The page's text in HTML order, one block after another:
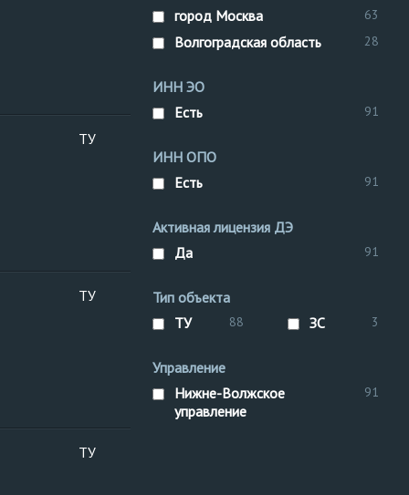
ТУ
ТУ
ТУ
город Москва
63
Волгоградская область 28
ИНН ЭО
Есть
91
ИНН ОПО
Есть
91
Активная лицензия ДЭ
Да
91
Тип объекта
ТУ
88 ЗС 3
Управление
Нижне-Волжское
управление
91